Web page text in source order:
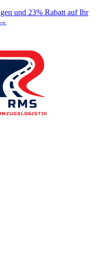
und 23% Rabatt auf Ihr
→